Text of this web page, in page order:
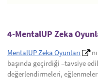
4-MentalUP Zeka
MentalUP Zeka Oyunları
başında geçirdiği –tavsiye
değerlendirmeleri,